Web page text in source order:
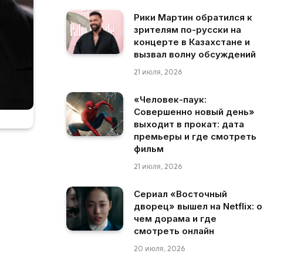
Рики Мартин обратился к
зрителям по-русски на
концерте в Казахстане и
вызвал волну обсуждений
21 июля, 2026
«Человек-паук:
Совершенно новый день»
выходит в прокат: дата
премьеры и где смотреть
фильм
21 июля, 2026
Сериал «Восточный
дворец» вышел на Netflix: о
чем дорама и где
смотреть онлайн
20 июля, 2026